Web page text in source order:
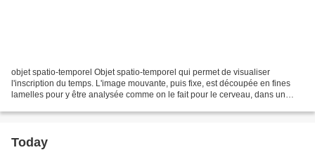
objet spatio-temporel Objet spatio-temporel qui permet de visualiser
l'inscription du temps. L'image mouvante, puis fixe, est découpée en fines
lamelles pour y être analysée comme on le fait pour le cerveau, dans un
Today